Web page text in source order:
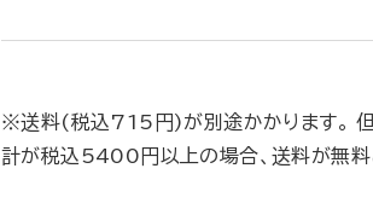
※送料(税込715円)が別途かかります。 但
計が税込5400円以上の場合、送料が無料